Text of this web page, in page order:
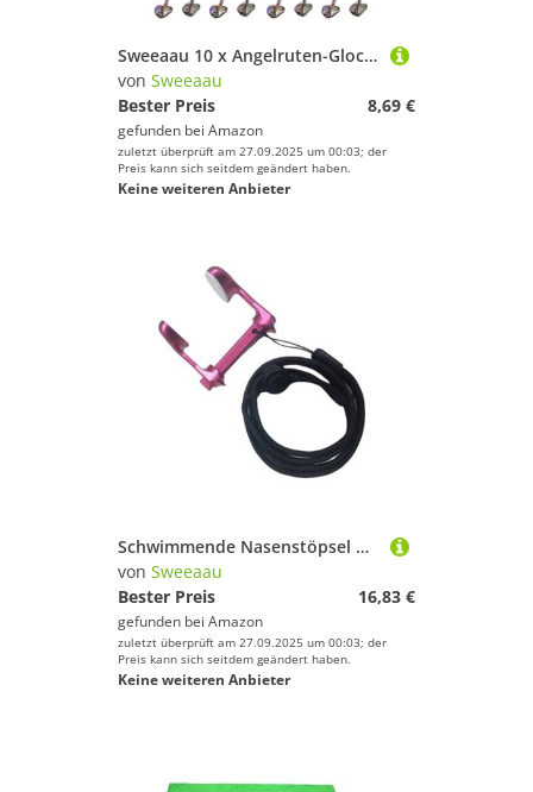
Sweeaau 10 x Angelruten-Glockenringe, Doppel-Wecker-Bisse für Nachtangeln, Bissanzeiger
von Sweeaau
Bester Preis
8,69 €
gefunden bei Amazon
zuletzt überprüft am 27.09.2025 um 00:03; der
Preis kann sich seitdem geändert haben.
Keine weiteren Anbieter
Schwimmende Nasenstöpsel mit Umhängeband, praktisches Schwimmschutz, Schwimmzubehör zum Surfen, Wassersport, Clips mit Umhängeband, schwimmende Stöpsel, Schwimmschutz für Erwachsene
von Sweeaau
Bester Preis
16,83 €
gefunden bei Amazon
zuletzt überprüft am 27.09.2025 um 00:03; der
Preis kann sich seitdem geändert haben.
Keine weiteren Anbieter